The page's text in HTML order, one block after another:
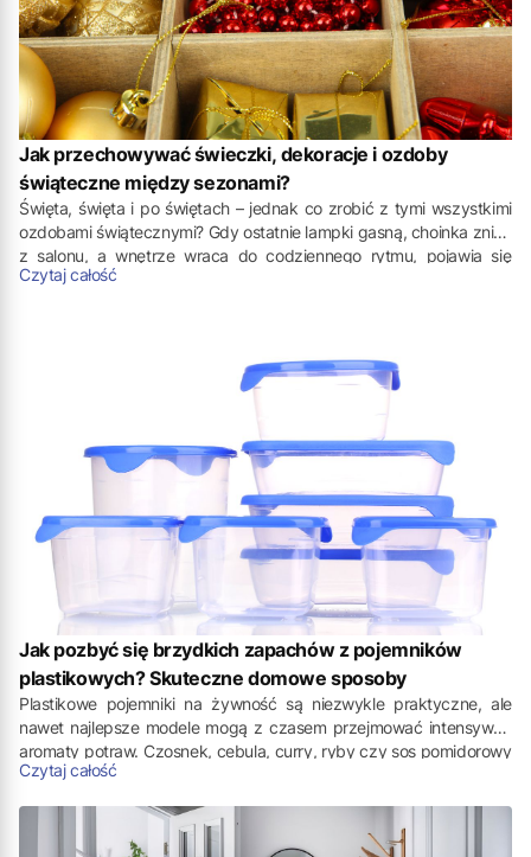
Jak przechowywać świeczki, dekoracje i ozdoby
świąteczne między sezonami?
Święta, święta i po świętach – jednak co zrobić z tymi wszystkimi
ozdobami świątecznymi? Gdy ostatnie lampki gasną, choinka znika
z salonu, a wnętrze wraca do codziennego rytmu, pojawia się
pytanie, które co roku zadaje sobie wiele osób: gdzie i w jaki
przygotowania do kolejnego sezonu.
Czytaj całość
Jak pozbyć się brzydkich zapachów z pojemników
plastikowych? Skuteczne domowe sposoby
Plastikowe pojemniki na żywność są niezwykle praktyczne, ale
nawet najlepsze modele mogą z czasem przejmować intensywne
aromaty potraw. Czosnek, cebula, curry, ryby czy sos pomidorowy
często pozostawiają ślad, którego zwykłe mycie nie zawsze potrafi
pojemnika, aby znów był w pełni komfortowy w codziennym
użytkowaniu?
Czytaj całość